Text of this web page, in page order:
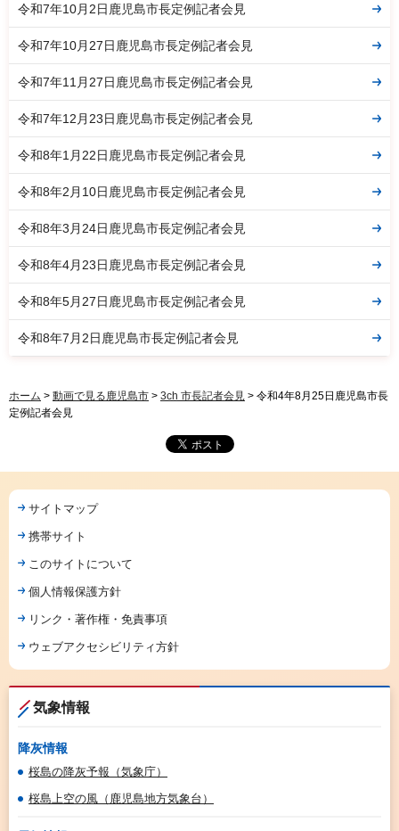
令和7年10月2日鹿児島市長定例記者会見
令和7年10月27日鹿児島市長定例記者会見
令和7年11月27日鹿児島市長定例記者会見
令和7年12月23日鹿児島市長定例記者会見
令和8年1月22日鹿児島市長定例記者会見
令和8年2月10日鹿児島市長定例記者会見
令和8年3月24日鹿児島市長定例記者会見
令和8年4月23日鹿児島市長定例記者会見
令和8年5月27日鹿児島市長定例記者会見
令和8年7月2日鹿児島市長定例記者会見
ホーム > 動画で見る鹿児島市 > 3ch 市長記者会見 > 令和4年8月25日鹿児島市長
定例記者会見
サイトマップ
携帯サイト
このサイトについて
個人情報保護方針
リンク・著作権・免責事項
ウェブアクセシビリティ方針
気象情報
降灰情報
桜島の降灰予報（気象庁）
桜島上空の風（鹿児島地方気象台）